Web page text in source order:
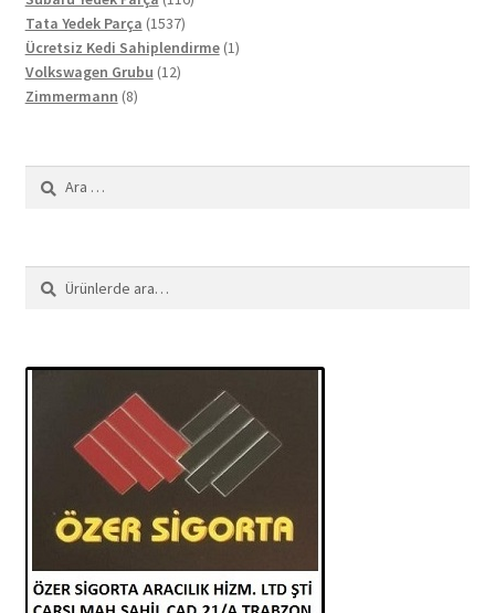
Tata Yedek Parça 15371537
ürün
Ücretsiz Kedi Sahiplendirme 11
Volkswagen Grubu 1212
Zimmermann 88
Arama:
Ara:
Ara